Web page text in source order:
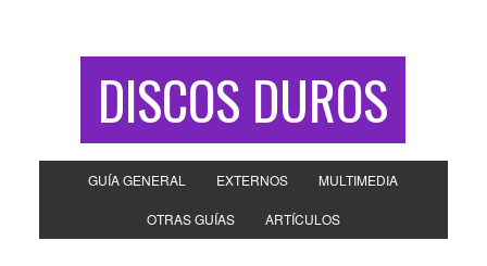
DISCOS DUROS
GUÍA GENERAL EXTERNOS MULTIMEDIA
OTRAS GUÍAS ARTÍCULOS